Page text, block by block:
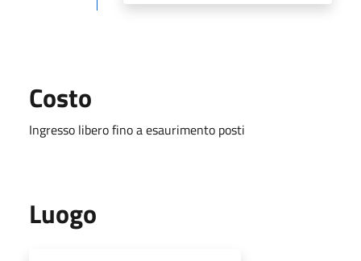
Costo
Ingresso libero fino a esaurimento posti
Luogo